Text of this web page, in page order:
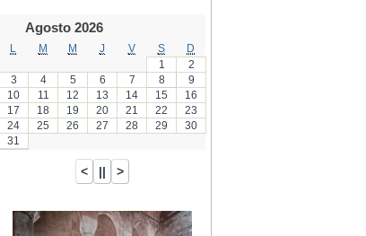
Agosto 2026
M M J V S
D
1
2
3
4 5 6 7 8
9
10
11 12 13 14 15
16
17
18 19 20 21 22
23
24
25 26 27 28 29
30
31